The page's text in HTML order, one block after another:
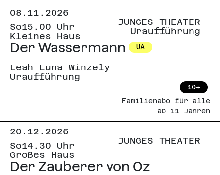
08.11.2026
So15.00 Uhr
Kleines Haus
Der Wassermann UA
Leah Luna Winzely
Uraufführung
JUNGES THEATER
Uraufführung
10+
Familienabo für alle
ab 11 Jahren
20.12.2026
So14.30 Uhr
Großes Haus
Der Zauberer von Oz
JUNGES THEATER